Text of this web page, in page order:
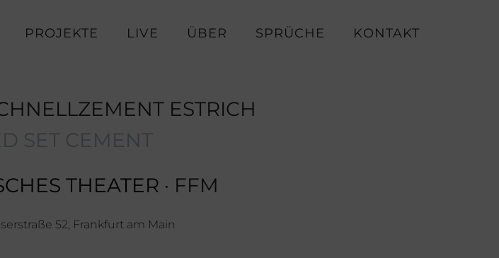
PROJEKTE LIVE ÜBER SPRÜCHE KONTAKT
ESTRICH
SET CEMENT
THEATER · FFM
52, Frankfurt am Main